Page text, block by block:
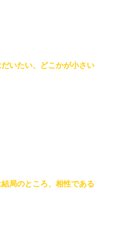
だいたい、どこかが小さい
局のところ、相性である